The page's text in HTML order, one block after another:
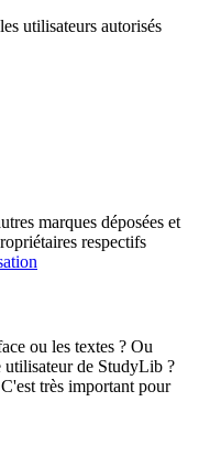
utilisateurs autorisés
marques déposées et
respectifs
ou les textes ? Ou
utilisateur de StudyLib ?
très important pour